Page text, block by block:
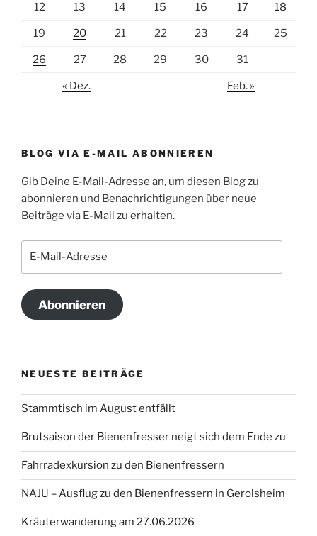
12 13 14 15 16 17 18
19 20 21 22 23 24 25
26 27 28 29 30 31
« Dez. Feb. »
BLOG VIA E-MAIL ABONNIEREN
Gib Deine E-Mail-Adresse an, um diesen Blog zu
abonnieren und Benachrichtigungen über neue
Beiträge via E-Mail zu erhalten.
Abonnieren
NEUESTE BEITRÄGE
Stammtisch im August entfällt
Brutsaison der Bienenfresser neigt sich dem Ende zu
Fahrradexkursion zu den Bienenfressern
NAJU – Ausflug zu den Bienenfressern in Gerolsheim
Kräuterwanderung am 27.06.2026